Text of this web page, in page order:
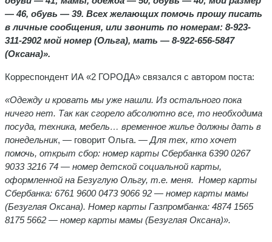
— 46, обувь — 39. Всех желающих помочь прошу писать
в личные сообщения, или звонить по номерам: 8-923-
311-2902 мой номер (Ольга), мать — 8-922-656-5847
(Оксана)».
Корреспондент ИА «2 ГОРОДА» связался с автором поста:
«Одежду и кровать мы уже нашли. Из остального пока
ничего нет. Так как сгорело абсолютно все, то необходима
посуда, техника, мебель… временное жилье должны дать в
понедельник, — говорит Ольга. — Для тех, кто хочет
помочь, открыт сбор: номер карты Сбербанка 6390 0267
9033 3216 74 — номер детской социальной карты,
оформленной на Безуглую Ольгу, т.е. меня. Номер карты
Сбербанка: 6761 9600 0473 9066 92 — номер карты мамы
(Безуглая Оксана). Номер карты Газпромбанка: 4874 1565
8175 5662 — номер карты мамы (Безуглая Оксана)».